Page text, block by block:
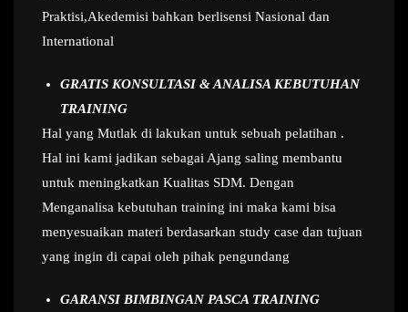
Praktisi,Akedemisi bahkan berlisensi Nasional dan
International
GRATIS KONSULTASI & ANALISA KEBUTUHAN
TRAINING
Hal yang Mutlak di lakukan untuk sebuah pelatihan .
Hal ini kami jadikan sebagai Ajang saling membantu
untuk meningkatkan Kualitas SDM. Dengan
Menganalisa kebutuhan training ini maka kami bisa
menyesuaikan materi berdasarkan study case dan tujuan
yang ingin di capai oleh pihak pengundang
GARANSI BIMBINGAN PASCA TRAINING